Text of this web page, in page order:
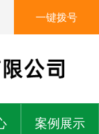
一键拨号
案例展示